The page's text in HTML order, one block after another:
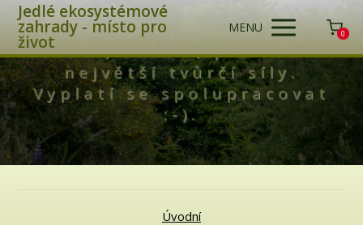
Jedlé ekosystémové
zahrady - místo pro
život
MENU 0
Láska, světlo, příroda -
největší tvůrčí síly.
Vyplatí se spolupracovat
:-).
Úvodní